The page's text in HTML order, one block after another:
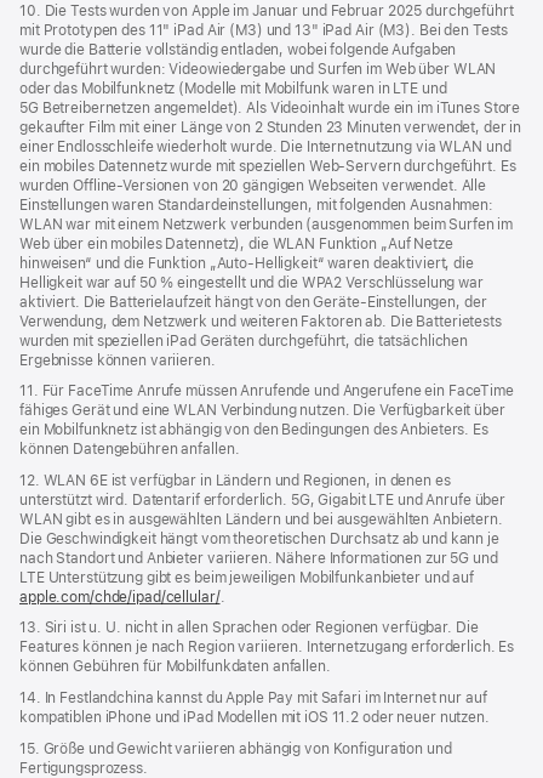
10. Die Tests wurden von Apple im Januar und Februar 2025 durchgeführt
mit Prototypen des 11" iPad Air (M3) und 13" iPad Air (M3). Bei den Tests
wurde die Batterie vollständig entladen, wobei folgende Aufgaben
durchgeführt wurden: Videowiedergabe und Surfen im Web über WLAN
oder das Mobilfunknetz (Modelle mit Mobilfunk waren in LTE und
5G Betreibernetzen angemeldet). Als Videoinhalt wurde ein im iTunes Store
gekaufter Film mit einer Länge von 2 Stunden 23 Minuten verwendet, der in
einer Endlosschleife wiederholt wurde. Die Internetnutzung via WLAN und
ein mobiles Datennetz wurde mit speziellen Web-Servern durchgeführt. Es
wurden Offline-Versionen von 20 gängigen Webseiten verwendet. Alle
Einstellungen waren Standard­einstellungen, mit folgenden Ausnahmen:
WLAN war mit einem Netzwerk verbunden (ausgenommen beim Surfen im
Web über ein mobiles Datennetz), die WLAN Funktion „Auf Netze
hinweisen“ und die Funktion „Auto-Helligkeit“ waren deaktiviert, die
Helligkeit war auf 50 % eingestellt und die WPA2 Verschlüsselung war
aktiviert. Die Batterielaufzeit hängt von den Geräte-Einstellungen, der
Verwendung, dem Netzwerk und weiteren Faktoren ab. Die Batterietests
wurden mit speziellen iPad Geräten durchgeführt, die tatsächlichen
Ergebnisse können variieren.
11. Für FaceTime Anrufe müssen Anrufende und Angerufene ein FaceTime
fähiges Gerät und eine WLAN Verbindung nutzen. Die Verfügbarkeit über
ein Mobilfunknetz ist abhängig von den Bedingungen des Anbieters. Es
können Datengebühren anfallen.
12. WLAN 6E ist verfügbar in Ländern und Regionen, in denen es
unterstützt wird. Datentarif erforderlich. 5G, Gigabit LTE und Anrufe über
WLAN gibt es in ausgewählten Ländern und bei ausgewählten Anbietern.
Die Geschwindigkeit hängt vom theoretischen Durchsatz ab und kann je
nach Standort und Anbieter variieren. Nähere Informationen zur 5G und
LTE Unterstützung gibt es beim jeweiligen Mobilfunkanbieter und auf
apple.com/chde/ipad/cellular/.
13. Siri ist u. U. nicht in allen Sprachen oder Regionen verfügbar. Die
Features können je nach Region variieren. Internetzugang erforderlich. Es
können Gebühren für Mobilfunkdaten anfallen.
14. In Festlandchina kannst du Apple Pay mit Safari im Internet nur auf
kompatiblen iPhone und iPad Modellen mit iOS 11.2 oder neuer nutzen.
15. Größe und Gewicht variieren abhängig von Konfiguration und
Fertigungsprozess.